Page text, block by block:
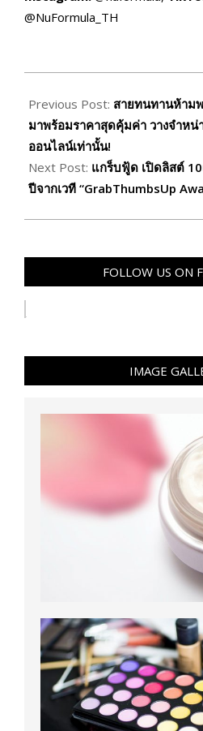
@NuFormula_TH
02-
02
Previous Post: สายทนทานห้าม
มาพร้อมราคาสุดคุ้มค่า วางจำหน่
ออนไลน์เท่านั้น!
Next Post: แกร็บฟู้ด เปิดลิสต์
ปีจากเวที “GrabThumbsUp
FOLLOW US ON
IMAGE